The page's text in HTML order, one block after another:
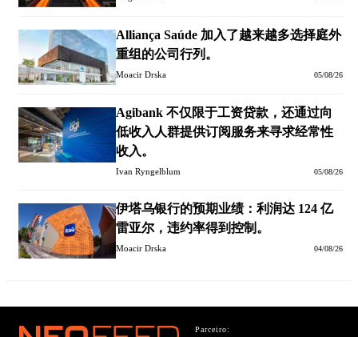
Alliança Saúde 加入了越来越多选择庭外
重组的公司行列。
Moacir Drska 05/08/26
Agibank 不仅限于工资贷款，还通过向
低收入人群提供订阅服务来寻求经常性
收入。
Ivan Ryngelblum 05/08/26
伊塔乌银行的预期业绩：利润达 124 亿
雷亚尔，违约率得到控制。
Moacir Drska 04/08/26
Parceiro: